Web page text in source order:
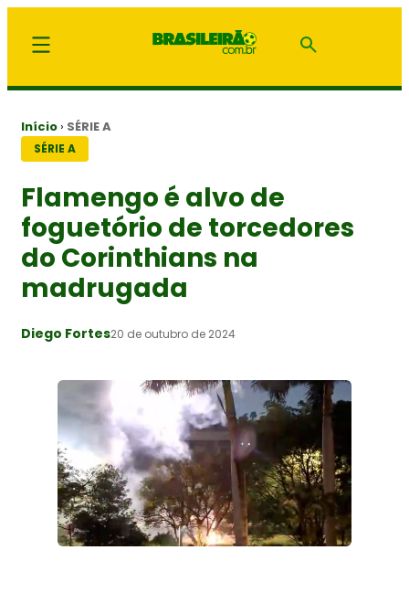
Início › SÉRIE A
SÉRIE A
Flamengo é alvo de
foguetório de torcedores
do Corinthians na
madrugada
Diego Fortes20 de outubro de 2024